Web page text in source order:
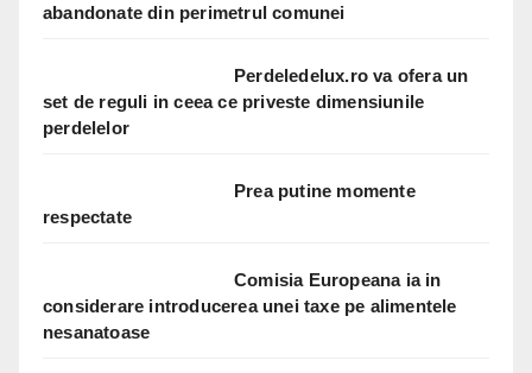
abandonate din perimetrul comunei
Perdeledelux.ro va ofera un
set de reguli in ceea ce priveste dimensiunile
perdelelor
Prea putine momente
respectate
Comisia Europeana ia in
considerare introducerea unei taxe pe alimentele
nesanatoase